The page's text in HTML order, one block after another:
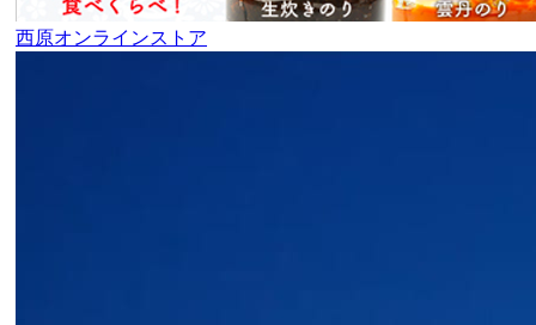
西原オンラインストア